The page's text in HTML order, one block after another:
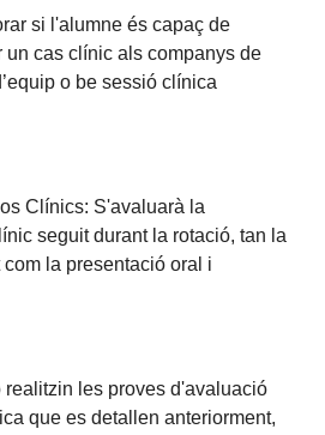
si l'alumne és capaç de
un cas clínic als companys de
o be sessió clínica
Clínics: S'avaluarà la
seguit durant la rotació, tan la
la presentació oral i
realitzin les proves d'avaluació
que es detallen anteriorment,